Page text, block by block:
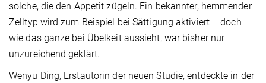
solche, die den Appetit zügeln. Ein bekannter, hemmender
Zelltyp wird zum Beispiel bei Sättigung aktiviert – doch
wie das ganze bei Übelkeit aussieht, war bisher nur
unzureichend geklärt.
Wenyu Ding, Erstautorin der neuen Studie, entdeckte in der